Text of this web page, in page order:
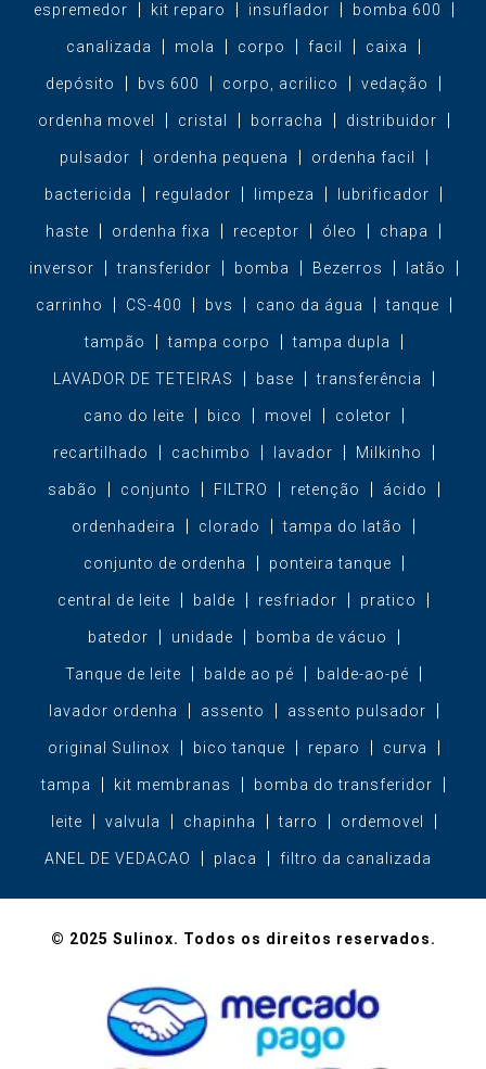
espremedor kit reparo insuflador bomba 600
canalizada mola corpo facil caixa
depósito bvs 600 corpo, acrilico vedação
ordenha movel cristal borracha distribuidor
pulsador ordenha pequena ordenha facil
bactericida regulador limpeza lubrificador
haste ordenha fixa receptor óleo chapa
inversor transferidor bomba Bezerros latão
carrinho CS-400 bvs cano da água tanque
tampão tampa corpo tampa dupla
LAVADOR DE TETEIRAS base transferência
cano do leite bico movel coletor
recartilhado cachimbo lavador Milkinho
sabão conjunto FILTRO retenção ácido
ordenhadeira clorado tampa do latão
conjunto de ordenha ponteira tanque
central de leite balde resfriador pratico
batedor unidade bomba de vácuo
Tanque de leite balde ao pé balde-ao-pé
lavador ordenha assento assento pulsador
original Sulinox bico tanque reparo curva
tampa kit membranas bomba do transferidor
leite valvula chapinha tarro ordemovel
ANEL DE VEDACAO placa filtro da canalizada
© 2025 Sulinox. Todos os direitos reservados.